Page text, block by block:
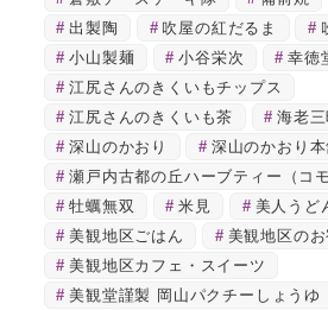
出製陶
吹屋の紅だるま
小山製麺
小谷栄次 幸徳
江尻さんのきくいもチップス
江尻さんのきくいも茶
海老三
深山のかおり
深山のかおり本
瀬戸内古都の丘ハーブティー（コ
牡蠣無双
米見
美人うど
美観地区ごはん
美観地区のお
美観地区カフェ・スイーツ
美観堂謹製 岡山パクチーしょうゆ